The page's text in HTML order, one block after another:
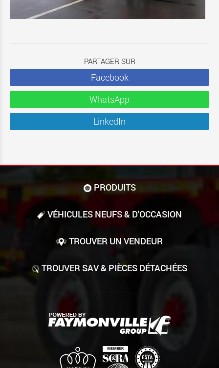
PARTAGER SUR
Facebook
WhatsApp
LinkedIn
PRODUITS
VÉHICULES NEUFS & D'OCCASION
TROUVER UN VENDEUR
TROUVER SAV & PIÈCES DÉTACHÉES